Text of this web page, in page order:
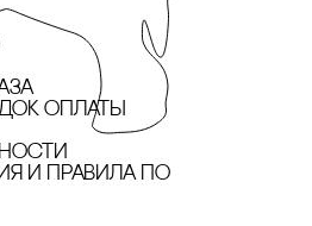
оплаты
и правила по